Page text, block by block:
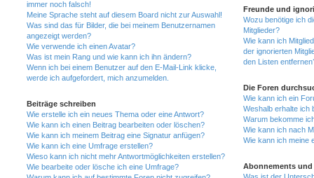
immer noch falsch!
Meine Sprache steht auf diesem Board nicht zur Auswahl!
Was sind das für Bilder, die bei meinem Benutzernamen
angezeigt werden?
Wie verwende ich einen Avatar?
Was ist mein Rang und wie kann ich ihn ändern?
Wenn ich bei einem Benutzer auf den E-Mail-Link klicke,
werde ich aufgefordert, mich anzumelden.
Beiträge schreiben
Wie erstelle ich ein neues Thema oder eine Antwort?
Wie kann ich einen Beitrag bearbeiten oder löschen?
Wie kann ich meinem Beitrag eine Signatur anfügen?
Wie kann ich eine Umfrage erstellen?
Wieso kann ich nicht mehr Antwortmöglichkeiten erstellen?
Wie bearbeite oder lösche ich eine Umfrage?
Freunde und
Wozu benötige ich
Mitglieder?
Wie kann ich
der ignorierten
den Listen
Die Foren
Wie kann ich ein
Weshalb erhalte ich
Warum bekomme
Wie kann ich nach
Wie kann ich meine
Abonnements und
Was ist der